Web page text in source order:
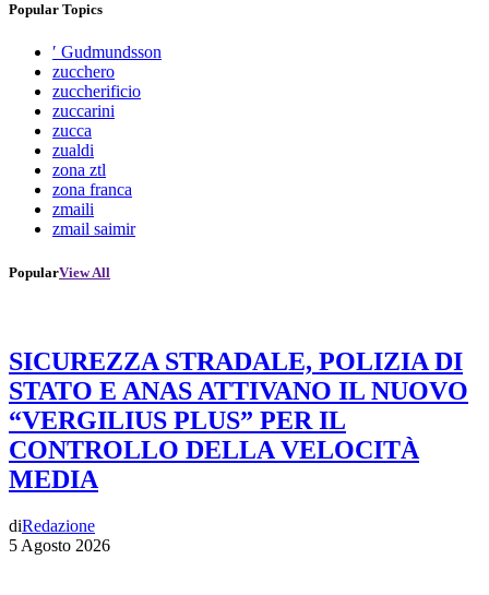
Popular Topics
′ Gudmundsson
zucchero
zuccherificio
zuccarini
zucca
zualdi
zona ztl
zona franca
zmaili
zmail saimir
PopularView All
SICUREZZA STRADALE, POLIZIA DI
STATO E ANAS ATTIVANO IL NUOVO
“VERGILIUS PLUS” PER IL
CONTROLLO DELLA VELOCITÀ
MEDIA
diRedazione
5 Agosto 2026